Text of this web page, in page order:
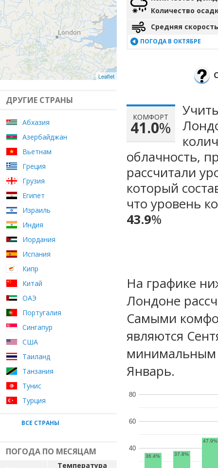
Leaflet
ДРУГИЕ СТРАНЫ
Абхазия
Азербайджан
Вьетнам
Греция
Грузия
Египет
Израиль
Индия
Иордания
Испания
Кипр
Китай
ОАЭ
Португалия
Сингапур
США
Таиланд
Танзания
Тунис
Турция
ВСЕ СТРАНЫ
ПОГОДА ПО МЕСЯЦАМ
Температура
Количество
Средняя
ПОГОДА В ОКТЯБРЕ
КОМФОРТ
41.0%
облачность,
рассчитали
который
что уровень
43.9%
На графике
Лондоне
Самыми
являются
минимальным
Январь.
40
60
80
36.4% 37.8%
47.9%